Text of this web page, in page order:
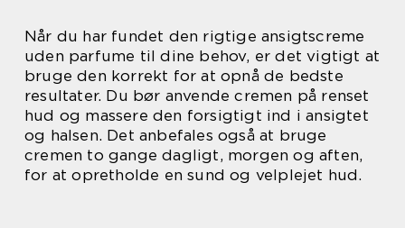
Når du har fundet den rigtige ansigtscreme
uden parfume til dine behov, er det vigtigt at
bruge den korrekt for at opnå de bedste
resultater. Du bør anvende cremen på renset
hud og massere den forsigtigt ind i ansigtet
og halsen. Det anbefales også at bruge
cremen to gange dagligt, morgen og aften,
for at opretholde en sund og velplejet hud.